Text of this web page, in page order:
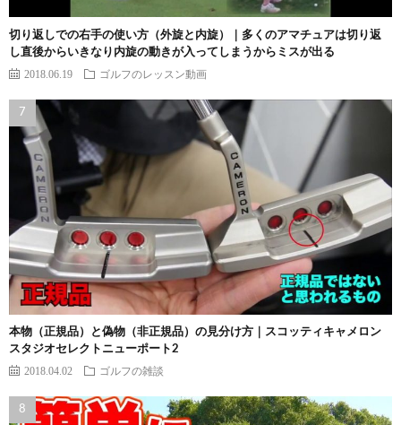
切り返しでの右手の使い方（外旋と内旋）｜多くのアマチュアは切り返
し直後からいきなり内旋の動きが入ってしまうからミスが出る
2018.06.19 ゴルフのレッスン動画
本物（正規品）と偽物（非正規品）の見分け方｜スコッティキャメロン
スタジオセレクトニューポート2
2018.04.02 ゴルフの雑談